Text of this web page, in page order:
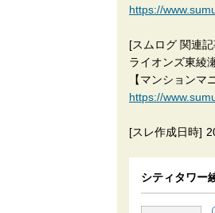
https://
[スムログ 関連記
ライオンズ東綾
【マンションマ
https://
[スレ作成日時]
シティタワー